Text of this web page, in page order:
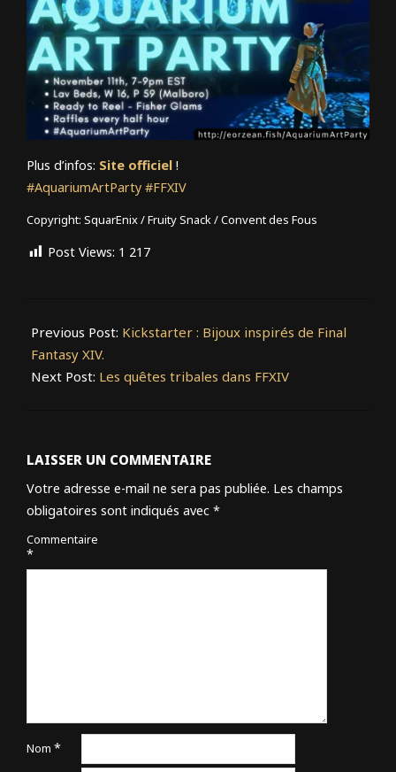
Plus d’infos: Site officiel !
#AquariumArtParty #FFXIV
Copyright: SquarEnix / Fruity Snack / Convent des Fous
Post Views: 1 217
11-
10
Previous Post: Kickstarter : Bijoux inspirés de Final
Fantasy XIV.
Next Post: Les quêtes tribales dans FFXIV
LAISSER UN COMMENTAIRE
Votre adresse e-mail ne sera pas publiée. Les champs
obligatoires sont indiqués avec *
Commentaire
*
Nom *